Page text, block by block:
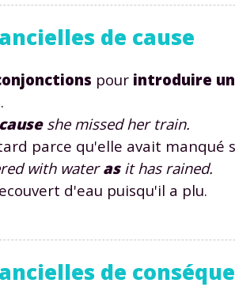
de cause
pour introduire
.
she missed her train.
parce qu'elle avait manqué
with waterasit has rained.
d'eau puisqu'il a plu.
de